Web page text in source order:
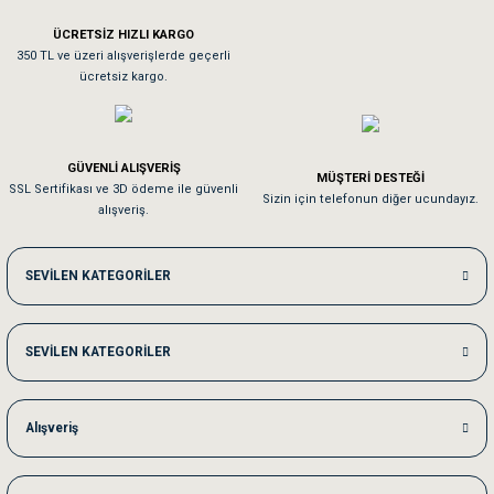
Sa**** On******
Kedilerim beğeniyorlar. Memnunuz. Uygun fiyatta olması iyi.
Me***** Ya******
Akşam verdiğim sipariş bir sonraki gün elime ulaştı. Jack russell köpeğim
Ka***** Ar******
Ufak bir sorun harici sorun olmadı sağolsunlar onuda hemen çözdüler
ÜCRETSİZ HIZLI KARGO
350 TL ve üzeri alışverişlerde geçerli
ücretsiz kargo.
GÜVENLİ ALIŞVERİŞ
SSL Sertifikası ve 3D ödeme ile güvenli
alışveriş.
MÜŞTERİ DESTEĞİ
Sizin için telefonun diğer ucundayız.
SEVİLEN KATEGORİLER
SEVİLEN KATEGORİLER
Alışveriş